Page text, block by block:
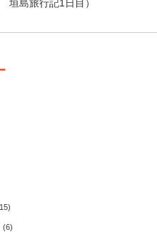
垣島旅行記1日目）
(6)